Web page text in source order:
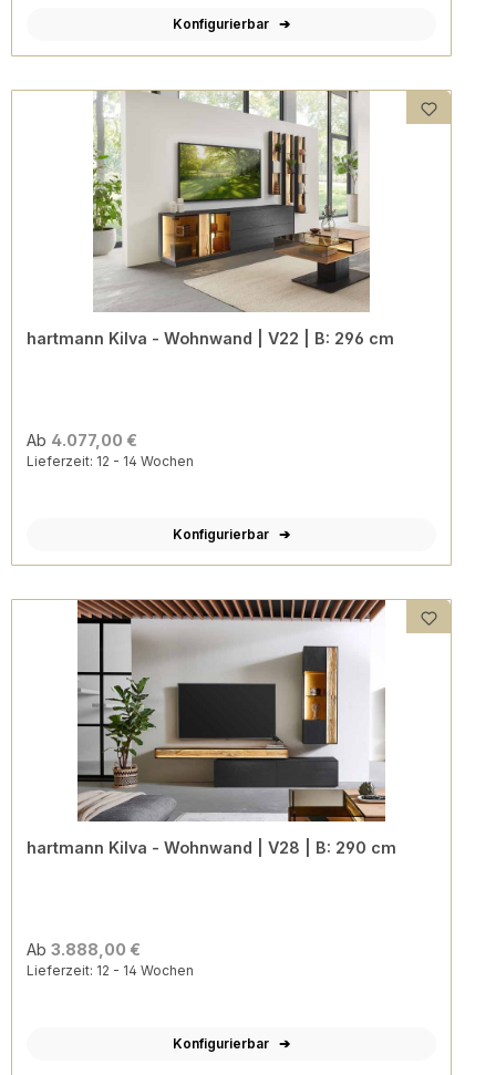
Konfigurierbar
hartmann Kilva - Wohnwand | V22 | B: 296 cm
Ab 4.077,00 €
Lieferzeit: 12 - 14 Wochen
Konfigurierbar
hartmann Kilva - Wohnwand | V28 | B: 290 cm
Ab 3.888,00 €
Lieferzeit: 12 - 14 Wochen
Konfigurierbar